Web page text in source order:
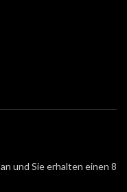
an und Sie erhalten einen 8